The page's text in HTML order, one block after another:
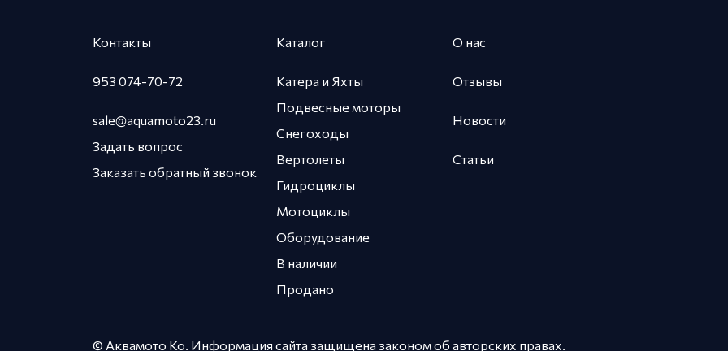
Контакты
953 074-70-72
sale@aquamoto23.ru
Задать вопрос
Заказать обратный звонок
Каталог
Катера и Яхты
Подвесные моторы
Снегоходы
Вертолеты
Гидроциклы
Мотоциклы
Оборудование
В наличии
Продано
О нас
Отзывы
Новости
Статьи
© Аквамото Ко. Информация сайта защищена законом об авторских правах.